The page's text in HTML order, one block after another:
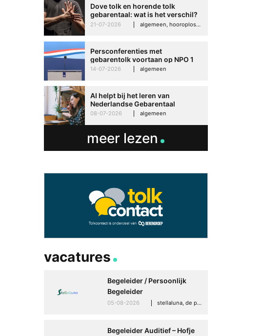
Dove tolk en horende tolk
gebarentaal: wat is het verschil?
21-07-2026 algemeen, hooroplossingen, hoorproblemen, samenleving & maatschappij
Persconferenties met
gebarentolk voortaan op NPO 1
Extra
14-07-2026 algemeen
AI helpt bij het leren van
Nederlandse Gebarentaal
08-07-2026 algemeen
meer lezen
vacatures
Begeleider / Persoonlijk
Begeleider
05-08-2026 stellaluna, de punt (drenthe)
Begeleider Auditief – Hofje